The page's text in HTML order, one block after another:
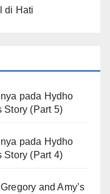
di Hati
pada Hydho
Story (Part 5)
pada Hydho
Story (Part 4)
and Amy’s